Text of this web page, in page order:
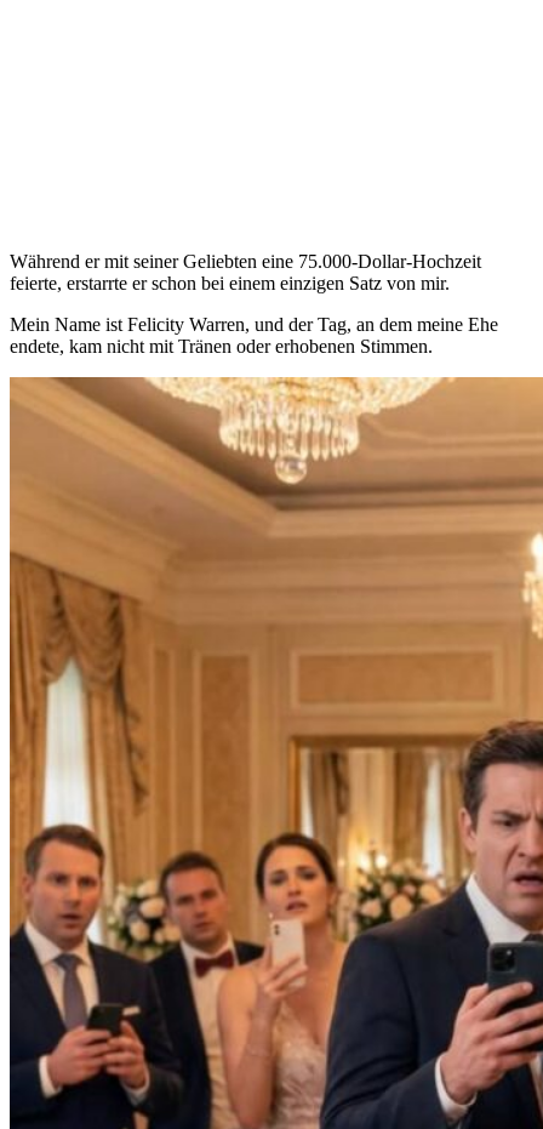
Während er mit seiner Geliebten eine 75.000-Dollar-Hochzeit
feierte, erstarrte er schon bei einem einzigen Satz von mir.
Mein Name ist Felicity Warren, und der Tag, an dem meine Ehe
endete, kam nicht mit Tränen oder erhobenen Stimmen.